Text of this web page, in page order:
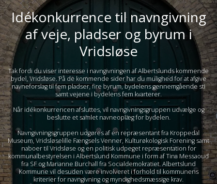
Idékonkurrence til navngivning
af veje, pladser og byrum i
Vridsløse
Tak fordi du viser interesse i navngivningen af Albertslunds kommende
bydel, Vridsløse. På de kommende sider har du mulighed for at afgive
navneforslag til fem pladser, fire byrum, bydelens gennemgående sti
samt vejene i bydelens fem kvarterer.
Når idékonkurrencen afsluttes, vil navngivningsgruppen udvælge og
beslutte et samlet navneoplæg for bydelen.
Navngivningsgruppen udgøres af en repræsentant fra Kroppedal
Museum, Vridsløselille Fængsels Venner, Kulturøkologisk Forening samt
naboer til Vridsløse og en politisk udpeget repræsentation for
kommunalbestyrelsen i Albertslund Kommune i form af Tina Messaoud
fra SF og Marianne Burchall fra Socialdemokratiet. Albertslund
Kommune vil desuden være involveret i forhold til kommunens
kriterier for navngivning og myndighedsmæssige krav.